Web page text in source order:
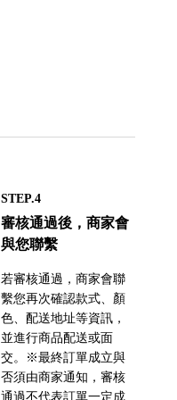
STEP.4
審核通過後，商家會
與您聯繫
若審核通過，商家會聯
繫您再次確認款式、顏
色、配送地址等資訊，
並進行商品配送或面
交。※最終訂單成立與
否須由商家通知，審核
通過不代表訂單一定成